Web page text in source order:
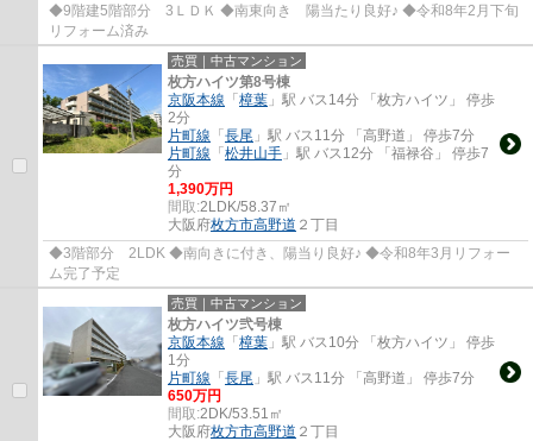
◆9階建5階部分 3ＬＤＫ ◆南東向き 陽当たり良好♪ ◆令和8年2月下旬
リフォーム済み
売買｜中古マンション
枚方ハイツ第8号棟
京阪本線 「樟葉 」駅 バス14分 「枚方ハイツ」 停歩
2分
片町線 「長尾 」駅 バス11分 「高野道」 停歩7分
片町線 「松井山手 」駅 バス12分 「福禄谷」 停歩7
分
1,390万円
間取:2LDK/58.37㎡
大阪府枚方市高野道 ２丁目
◆3階部分 2LDK ◆南向きに付き、陽当り良好♪ ◆令和8年3月リフォー
ム完了予定
売買｜中古マンション
枚方ハイツ弐号棟
京阪本線 「樟葉 」駅 バス10分 「枚方ハイツ」 停歩
1分
片町線 「長尾 」駅 バス11分 「高野道」 停歩7分
650万円
間取:2DK/53.51㎡
大阪府枚方市高野道 ２丁目